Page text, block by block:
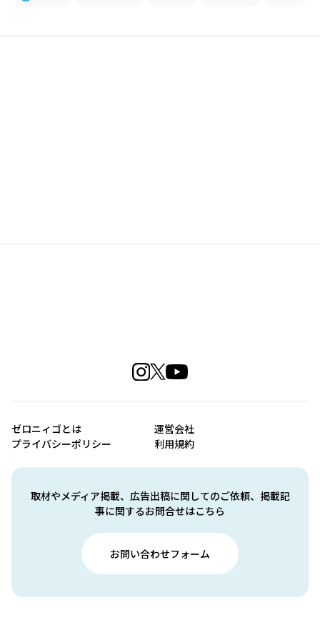
取材やメディア掲載、広告出稿に関してのご依頼、掲載記
事に関するお問合せはこちら
お問い合わせフォーム
ゼロニィゴとは
運営会社
プライバシーポリシー
利用規約